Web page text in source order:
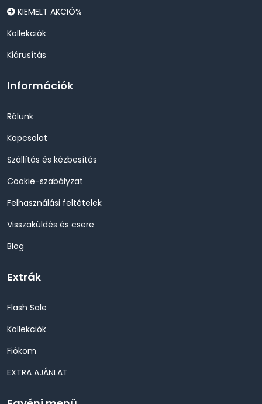
KIEMELT AKCIÓ%
Kollekciók
Kiárusítás
Információk
Rólunk
Kapcsolat
Szállítás és kézbesítés
Cookie-szabályzat
Felhasználási feltételek
Visszaküldés és csere
Blog
Extrák
Flash Sale
Kollekciók
Fiókom
EXTRA AJÁNLAT